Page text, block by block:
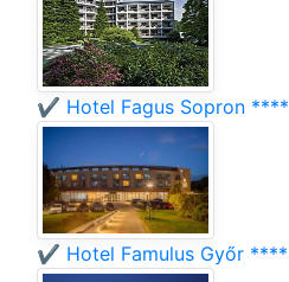
✔️ Hotel Fagus Sopron ****
✔️ Hotel Famulus Győr ****